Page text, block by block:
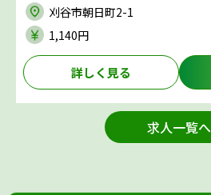
刈谷市朝日町2-1
1,140円
詳しく見る
求人一覧へ